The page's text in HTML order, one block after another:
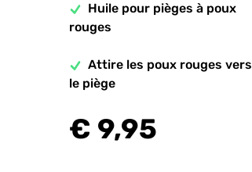
Huile pour pièges à poux
rouges
Attire les poux rouges vers
le piège
€ 9,95